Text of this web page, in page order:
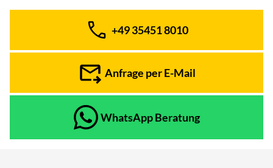
Telefon:
+49 35451 8010
Anfrage per E-Mail
WhatsApp Beratung